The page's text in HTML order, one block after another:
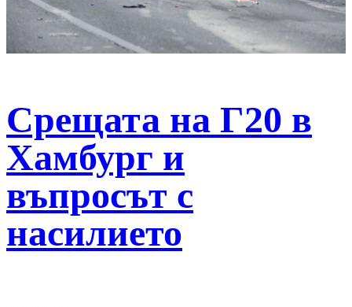
Срещата на Г20 в
Хамбург и
въпросът с
насилието